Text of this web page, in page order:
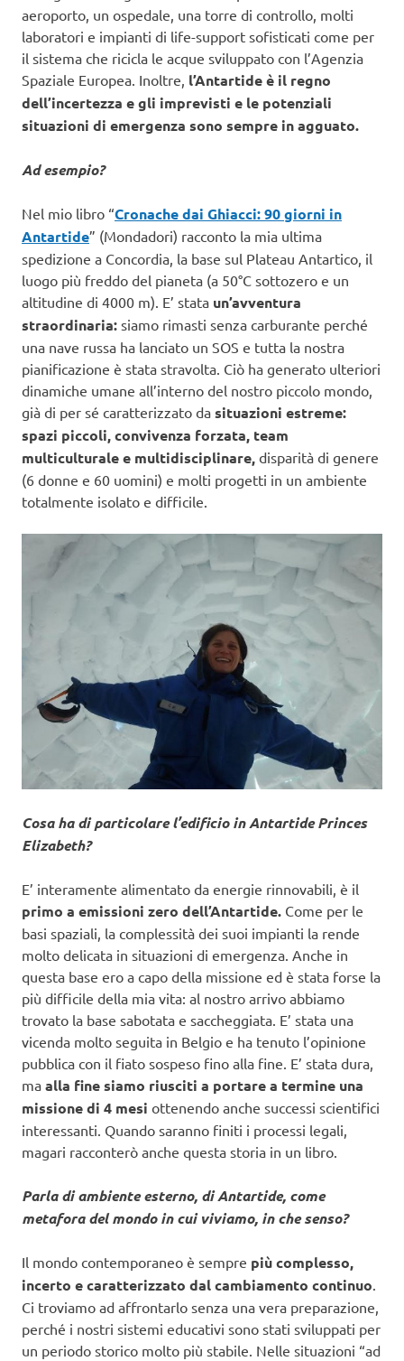
aeroporto, un ospedale, una torre di controllo, molti
laboratori e impianti di life-support sofisticati come per
il sistema che ricicla le acque sviluppato con l’Agenzia
Spaziale Europea. Inoltre, l’Antartide è il regno
dell’incertezza e gli imprevisti e le potenziali
situazioni di emergenza sono sempre in agguato.
Ad esempio?
Nel mio libro “Cronache dai Ghiacci: 90 giorni in
Antartide” (Mondadori) racconto la mia ultima
spedizione a Concordia, la base sul Plateau Antartico, il
luogo più freddo del pianeta (a 50°C sottozero e un
altitudine di 4000 m). E’ stata un’avventura
straordinaria: siamo rimasti senza carburante perché
una nave russa ha lanciato un SOS e tutta la nostra
pianificazione è stata stravolta. Ciò ha generato ulteriori
dinamiche umane all’interno del nostro piccolo mondo,
già di per sé caratterizzato da situazioni estreme:
spazi piccoli, convivenza forzata, team
multiculturale e multidisciplinare, disparità di genere
(6 donne e 60 uomini) e molti progetti in un ambiente
totalmente isolato e difficile.
Cosa ha di particolare l’edificio in Antartide Princes
Elizabeth?
E’ interamente alimentato da energie rinnovabili, è il
primo a emissioni zero dell’Antartide. Come per le
basi spaziali, la complessità dei suoi impianti la rende
molto delicata in situazioni di emergenza. Anche in
questa base ero a capo della missione ed è stata forse la
più difficile della mia vita: al nostro arrivo abbiamo
trovato la base sabotata e saccheggiata. E’ stata una
vicenda molto seguita in Belgio e ha tenuto l’opinione
pubblica con il fiato sospeso fino alla fine. E’ stata dura,
ma alla fine siamo riusciti a portare a termine una
missione di 4 mesi ottenendo anche successi scientifici
interessanti. Quando saranno finiti i processi legali,
magari racconterò anche questa storia in un libro.
Parla di ambiente esterno, di Antartide, come
metafora del mondo in cui viviamo, in che senso?
Il mondo contemporaneo è sempre più complesso,
incerto e caratterizzato dal cambiamento continuo
Ci troviamo ad affrontarlo senza una vera preparazione,
perché i nostri sistemi educativi sono stati sviluppati per
un periodo storico molto più stabile. Nelle situazioni “ad